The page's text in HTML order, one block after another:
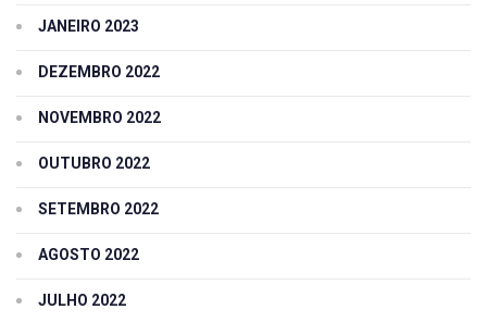
JANEIRO 2023
DEZEMBRO 2022
NOVEMBRO 2022
OUTUBRO 2022
SETEMBRO 2022
AGOSTO 2022
JULHO 2022